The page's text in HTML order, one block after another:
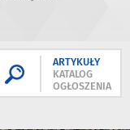
ARTYKUŁY
KATALOG
OGŁOSZENIA